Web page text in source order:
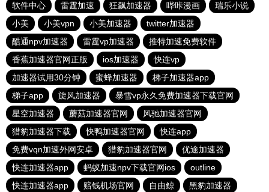
软件中心
雷霆加速 狂飙加速器 哔咔漫画
瑞乐小说
小美
小美vpn 小美加速器
twitter加速器
酷通npv加速器
雷霆vp加速器
推特加速免费软件
香蕉加速器官网正版
ios加速器
快连vp
加速器试用30分钟
蜜蜂加速器
梯子加速器app
梯子app
旋风加速器
暴雪vp永久免费加速器下载官网
星空加速器
蘑菇加速器官网
风驰加速器官网
猎豹加速器下载
快鸭加速器官网
快连app
免费vqn加速外网安卓
猎豹加速器官网
优途加速器
快连加速器app
蚂蚁加速npv下载官网ios
outline
快连加速器app
赔钱机场官网 自由鲸
黑豹加速器